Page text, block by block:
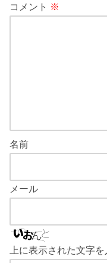
コメント ※
名前
メール
上に表示された文字